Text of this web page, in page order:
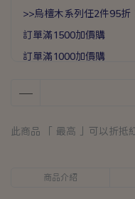
>>烏檀木系列任2件95折
訂單滿1500加價購
訂單滿1000加價購
此商品 「 最高 」可以折抵
商品介紹